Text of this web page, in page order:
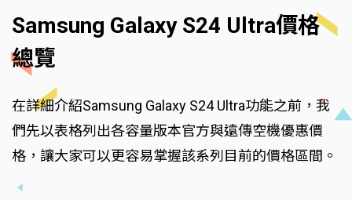
Samsung Galaxy S24 Ultra價格
總覽
在詳細介紹Samsung Galaxy S24 Ultra功能之前，我
們先以表格列出各容量版本官方與遠傳空機優惠價
格，讓大家可以更容易掌握該系列目前的價格區間。